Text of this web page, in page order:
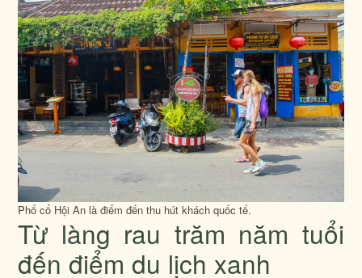
Phố cổ Hội An là điểm đến thu hút khách quốc tế.
Từ làng rau trăm năm tuổi
đến điểm du lịch xanh